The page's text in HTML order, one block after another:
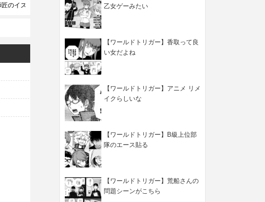
乙女ゲーみたい
【ワールドトリガー】香取って良
い女だよね
【ワールドトリガー】アニメ リメ
イクらしいな
【ワールドトリガー】B級上位部
隊のエース貼る
【ワールドトリガー】荒船さんの
問題シーンがこちら